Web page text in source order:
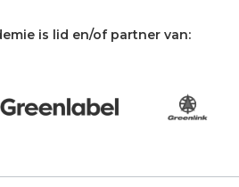
is lid en/of partner van: